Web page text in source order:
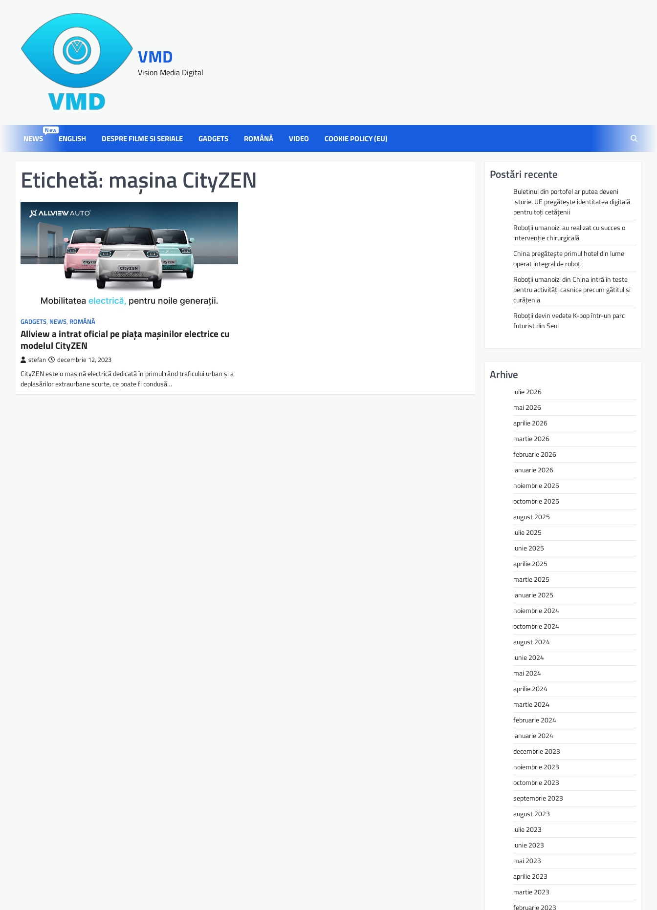
VMD
Vision Media Digital
NEWS
New
ENGLISH DESPRE FILME SI SERIALE GADGETS ROMÂNĂ VIDEO COOKIE POLICY (EU)
Etichetă: mașina CityZEN
GADGETS, NEWS, ROMÂNĂ
Allview a intrat oficial pe piața mașinilor electrice cu
modelul CityZEN
stefan decembrie 12, 2023
CityZEN este o mașină electrică dedicată în primul rând traficului urban și a
deplasărilor extraurbane scurte, ce poate fi condusă…
Postări recente
Buletinul din portofel ar putea deveni
istorie. UE pregătește identitatea digitală
pentru toți cetățenii
Roboții umanoizi au realizat cu succes o
intervenție chirurgicală
China pregătește primul hotel din lume
operat integral de roboți
Roboții umanoizi din China intră în teste
pentru activități casnice precum gătitul și
curățenia
Roboții devin vedete K-pop într-un parc
futurist din Seul
Arhive
iulie 2026
mai 2026
aprilie 2026
martie 2026
februarie 2026
ianuarie 2026
noiembrie 2025
octombrie 2025
august 2025
iulie 2025
iunie 2025
aprilie 2025
martie 2025
ianuarie 2025
noiembrie 2024
octombrie 2024
august 2024
iunie 2024
mai 2024
aprilie 2024
martie 2024
februarie 2024
ianuarie 2024
decembrie 2023
noiembrie 2023
octombrie 2023
septembrie 2023
august 2023
iulie 2023
iunie 2023
mai 2023
aprilie 2023
martie 2023
februarie 2023